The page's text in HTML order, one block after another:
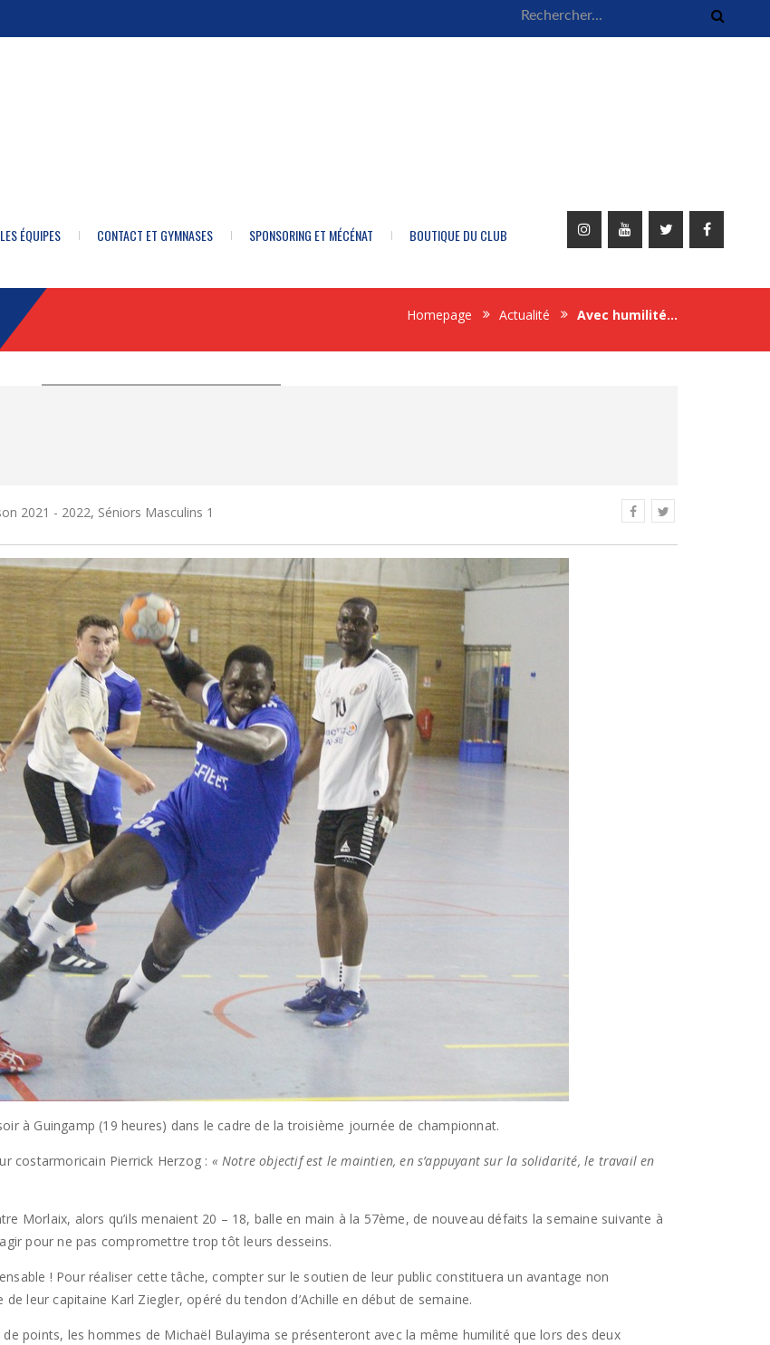
LES ÉQUIPES CONTACT ET GYMNASES SPONSORING ET MÉCÉNAT BOUTIQUE DU CLUB
Homepage Actualité Avec humilité…
2021 - 2022, Séniors Masculins 1
à Guingamp (19 heures) dans le cadre de la troisième journée de championnat.
costarmoricain Pierrick Herzog : « Notre objectif est le maintien, en s’appuyant sur la solidarité, le travail en
Morlaix, alors qu’ils menaient 20 – 18, balle en main à la 57ème, de nouveau défaits la semaine suivante à
pour ne pas compromettre trop tôt leurs desseins.
! Pour réaliser cette tâche, compter sur le soutien de leur public constituera un avantage non
leur capitaine Karl Ziegler, opéré du tendon d’Achille en début de semaine.
points, les hommes de Michaël Bulayima se présenteront avec la même humilité que lors des deux